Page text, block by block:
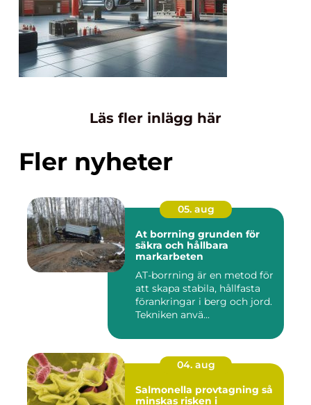
Läs fler inlägg här
Fler nyheter
05. aug
At borrning grunden för
säkra och hållbara
markarbeten
AT-borrning är en metod för
att skapa stabila, hållfasta
förankringar i berg och jord.
Tekniken anvä...
04. aug
Salmonella provtagning så
minskas risken i